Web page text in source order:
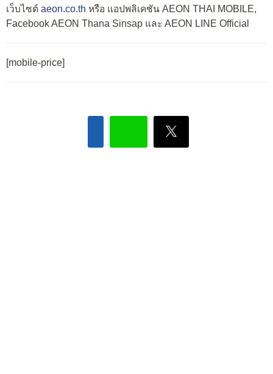
เว็บไซต์ aeon.co.th หรือ แอปพลิเคชัน AEON THAI MOBILE,
Facebook AEON Thana Sinsap และ AEON LINE Official
[mobile-price]